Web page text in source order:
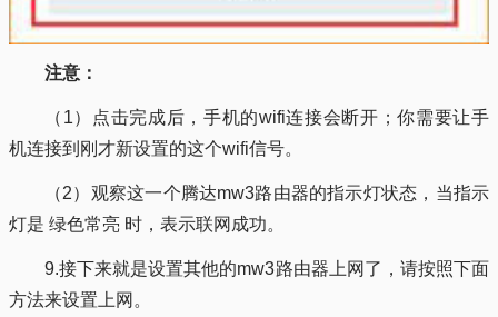
注意：
（1）点击完成后，手机的wifi连接会断开；你需要让手
机连接到刚才新设置的这个wifi信号。
（2）观察这一个腾达mw3路由器的指示灯状态，当指示
灯是 绿色常亮 时，表示联网成功。
9.接下来就是设置其他的mw3路由器上网了，请按照下面
方法来设置上网。